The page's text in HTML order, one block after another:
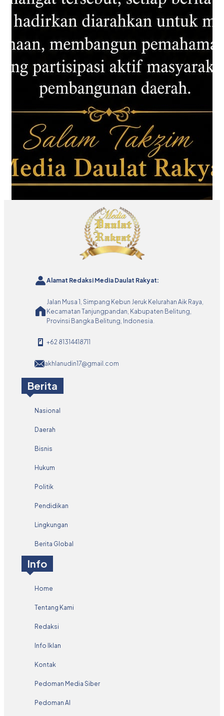
Alamat Redaksi Media Daulat Rakyat:
Jalan Musa 1, Simpang Kebun Jeruk Kelurahan Aik Raya,
Kecamatan Tanjungpandan, Kabupaten Belitung,
Provinsi Bangka Belitung, Indonesia.
+62 81314418711
akhlanudin17@gmail.com
Berita
Nasional
Daerah
Bisnis
Hukum
Politik
Pendidikan
Lingkungan
Berita Global
Info
Home
Tentang Kami
Redaksi
Info Iklan
Kontak
Pedoman Media Siber
Pedoman AI